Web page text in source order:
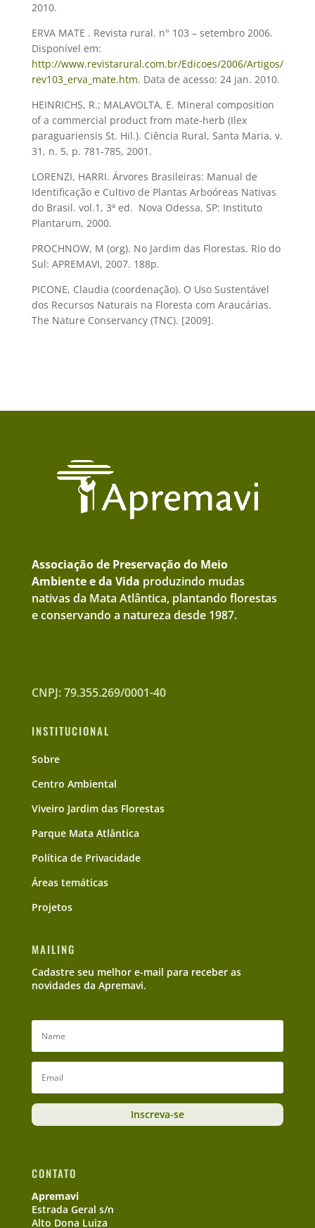
2010.
ERVA MATE . Revista rural. n° 103 – setembro 2006.
Disponível em:
http://www.revistarural.com.br/Edicoes/2006/Artigos/
rev103_erva_mate.htm. Data de acesso: 24 jan. 2010.
HEINRICHS, R.; MALAVOLTA, E. Mineral composition
of a commercial product from mate-herb (Ilex
paraguariensis St. Hil.). Ciência Rural, Santa Maria, v.
31, n. 5, p. 781-785, 2001.
LORENZI, HARRI. Árvores Brasileiras: Manual de
Identificação e Cultivo de Plantas Arboóreas Nativas
do Brasil. vol.1, 3ª ed.  Nova Odessa, SP: Instituto
Plantarum, 2000.
PROCHNOW, M (org). No Jardim das Florestas. Rio do
Sul: APREMAVI, 2007. 188p.
PICONE, Claudia (coordenação). O Uso Sustentável
dos Recursos Naturais na Floresta com Araucárias.
The Nature Conservancy (TNC). [2009].
Associação de Preservação do Meio
Ambiente e da Vida produzindo mudas
nativas da Mata Atlântica, plantando florestas
e conservando a natureza desde 1987.
CNPJ: 79.355.269/0001-40
INSTITUCIONAL
Sobre
Centro Ambiental
Viveiro Jardim das Florestas
Parque Mata Atlântica
Política de Privacidade
Áreas temáticas
Projetos
MAILING
Cadastre seu melhor e-mail para receber as
novidades da Apremavi.
Inscreva-se
CONTATO
Apremavi
Estrada Geral s/n
Alto Dona Luiza